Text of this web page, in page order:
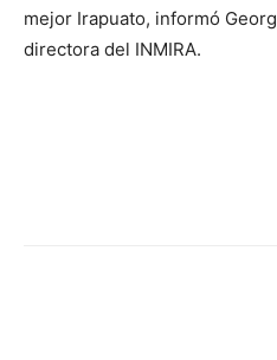
mejor Irapuato, informó
directora del INMIRA.